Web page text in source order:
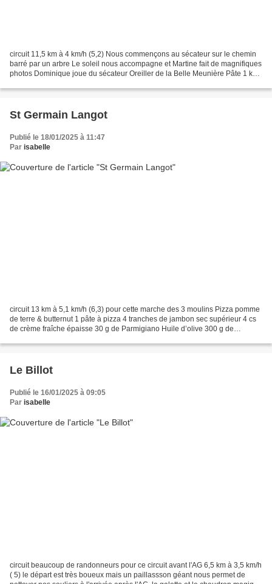
circuit 11,5 km à 4 km/h (5,2) Nous commençons au sécateur sur le chemin
barré par un arbre Le soleil nous accompagne et Martine fait de magnifiques
photos Dominique joue du sécateur Oreiller de la Belle Meunière Pâte 1 kg
St Germain Langot
Publié le 18/01/2025 à 11:47
Par isabelle
circuit 13 km à 5,1 km/h (6,3) pour cette marche des 3 moulins Pizza pomme
de terre & butternut 1 pâte à pizza 4 tranches de jambon sec supérieur 4 cs
de crème fraîche épaisse 30 g de Parmigiano Huile d’olive 300 g de
Le Billot
Publié le 16/01/2025 à 09:05
Par isabelle
circuit beaucoup de randonneurs pour ce circuit avant l'AG 6,5 km à 3,5 km/h
( 5) le départ est très boueux mais un paillassson géant nous permet de